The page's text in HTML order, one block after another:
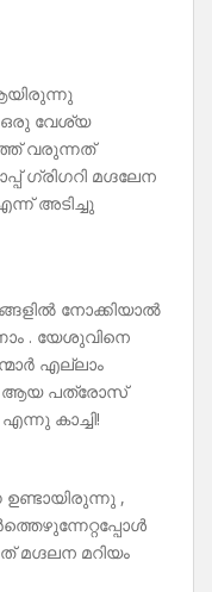
. ഒരു വേശ്യ
വരുന്നത്
ഗ്രിഗറി മഗ്ദലേന
അടിച്ചു
നോക്കിയാൽ
. യേശുവിനെ
എല്ലാം
ആയ പത്രോസ്
കാച്ചി!
ഉണ്ടായിരുന്നു ,
മറിയം